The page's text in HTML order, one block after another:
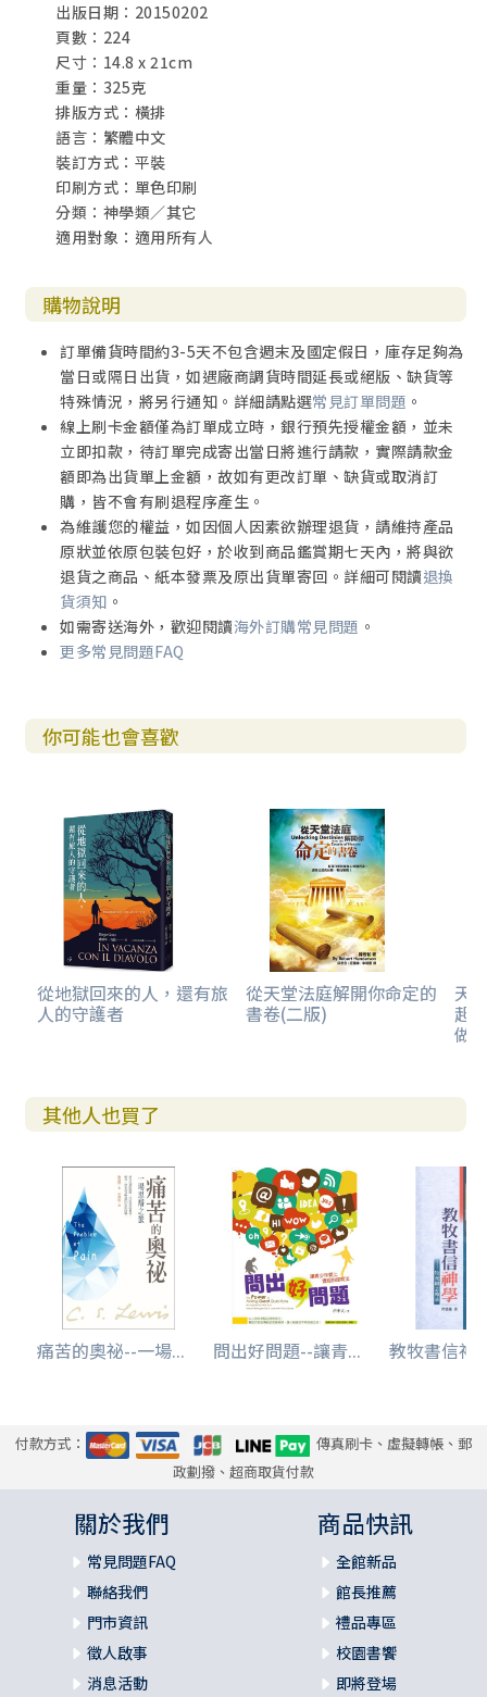
出版日期：20150202
頁數：224
尺寸：14.8 x 21cm
重量：325克
排版方式：橫排
語言：繁體中文
裝訂方式：平裝
印刷方式：單色印刷
分類：神學類／其它
適用對象：適用所有人
購物說明
訂單備貨時間約3-5天不包含週末及國定假日，庫存足夠為
當日或隔日出貨，如遇廠商調貨時間延長或絕版、缺貨等
特殊情況，將另行通知。詳細請點選常見訂單問題 。
線上刷卡金額僅為訂單成立時，銀行預先授權金額，並未
立即扣款，待訂單完成寄出當日將進行請款，實際請款金
額即為出貨單上金額，故如有更改訂單、缺貨或取消訂
購，皆不會有刷退程序產生。
為維護您的權益，如因個人因素欲辦理退貨，請維持產品
原狀並依原包裝包好，於收到商品鑑賞期七天內，將與欲
退貨之商品、紙本發票及原出貨單寄回。詳細可閱讀退換
貨須知 。
如需寄送海外，歡迎閱讀海外訂購常見問題 。
更多常見問題FAQ
你可能也會喜歡
從地獄回來的人，還有旅
人的守護者
從天堂法庭解開你命定的
書卷(二版)
天
起
做
其他人也買了
痛苦的奧祕--一場... 問出好問題--讓青... 教牧書信神
付款方式：
傳真刷卡、虛擬轉帳、郵
政劃撥、超商取貨付款
關於我們
常見問題FAQ
聯絡我們
門市資訊
徵人啟事
消息活動
商品快訊
全館新品
館長推薦
禮品專區
校園書饗
即將登場